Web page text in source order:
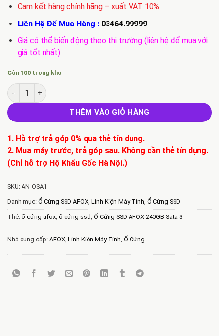
Cam kết hàng chính hãng – xuất VAT 10%
Liên Hệ Để Mua Hàng : 03464.99999
Giá có thể biến động theo thị trường (liên hệ để mua với
giá tốt nhất)
Còn 100 trong kho
Ổ Cứng SSD AFOX 240GB Sata 3 số lượng
THÊM VÀO GIỎ HÀNG
1. Hỗ trợ trả góp 0% qua thẻ tín dụng.
2. Mua máy trước, trả góp sau. Không cần thẻ tín dụng.
(Chỉ hỗ trợ Hộ Khẩu Gốc Hà Nội.)
SKU: AN-OSA1
Danh mục: Ổ Cứng SSD AFOX, Linh Kiện Máy Tính, Ổ Cứng SSD
Thẻ: ổ cứng afox, ổ cứng ssd, Ổ Cứng SSD AFOX 240GB Sata 3
Nhà cung cấp: AFOX, Linh Kiện Máy Tính, Ổ Cứng